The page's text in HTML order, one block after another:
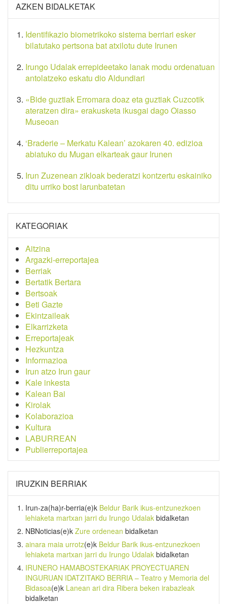
AZKEN BIDALKETAK
Identifikazio biometrikoko sistema berriari esker
bilatutako pertsona bat atxilotu dute Irunen
Irungo Udalak errepideetako lanak modu ordenatuan
antolatzeko eskatu dio Aldundiari
«Bide guztiak Erromara doaz eta guztiak Cuzcotik
ateratzen dira» erakusketa ikusgai dago Oiasso
Museoan
‘Braderie – Merkatu Kalean’ azokaren 40. edizioa
abiatuko du Mugan elkarteak gaur Irunen
Irun Zuzenean zikloak bederatzi kontzertu eskainiko
ditu urriko bost larunbatetan
KATEGORIAK
Aitzina
Argazki-erreportajea
Berriak
Bertatik Bertara
Bertsoak
Beti Gazte
Ekintzaileak
Elkarrizketa
Erreportajeak
Hezkuntza
Informazioa
Irun atzo Irun gaur
Kale inkesta
Kalean Bai
Kirolak
Kolaborazioa
Kultura
LABURREAN
Publierreportajea
IRUZKIN BERRIAK
Irun-za(ha)r-berria(e)k Beldur Barik ikus-entzunezkoen
lehiaketa martxan jarri du Irungo Udalak bidalketan
NBNoticias(e)k Zure ordenean bidalketan
ainara maia urrotz(e)k Beldur Barik ikus-entzunezkoen
lehiaketa martxan jarri du Irungo Udalak bidalketan
IRUNERO HAMABOSTEKARIAK PROYECTUAREN
INGURUAN IDATZITAKO BERRIA – Teatro y Memoria del
Bidasoa(e)k Lanean ari dira Ribera beken irabazleak
bidalketan